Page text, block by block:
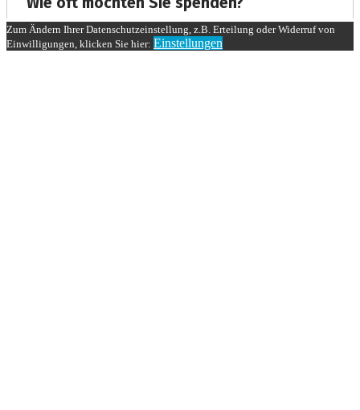
Zum Ändern Ihrer Datenschutzeinstellung, z.B. Erteilung oder Widerruf von
Einwilligungen, klicken Sie hier: Einstellungen